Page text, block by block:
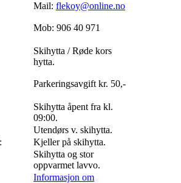
Mail: flekoy@online.no
Mob: 906 40 971
Skihytta / Røde kors
hytta.
Parkeringsavgift kr. 50,-
Skihytta åpent fra kl.
09:00.
Utendørs v. skihytta.
:
Kjeller på skihytta.
Skihytta og stor
oppvarmet lavvo.
Informasjon om